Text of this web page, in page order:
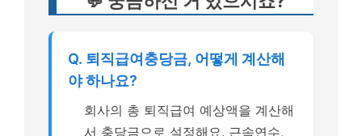
Q. 퇴직급여충당금, 어떻게 계산해
야 하나요?
회사의 총 퇴직급여 예상액을 계산해
서 충당금으로 설정해요. 근속연수,